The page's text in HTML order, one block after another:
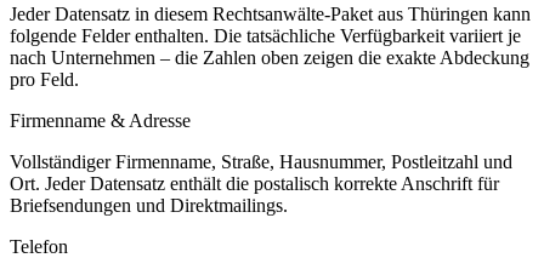
Jeder Datensatz in diesem Rechtsanwälte-Paket aus Thüringen kann
folgende Felder enthalten. Die tatsächliche Verfügbarkeit variiert je
nach Unternehmen – die Zahlen oben zeigen die exakte Abdeckung
pro Feld.
Firmenname & Adresse
Vollständiger Firmenname, Straße, Hausnummer, Postleitzahl und
Ort. Jeder Datensatz enthält die postalisch korrekte Anschrift für
Briefsendungen und Direktmailings.
Telefon